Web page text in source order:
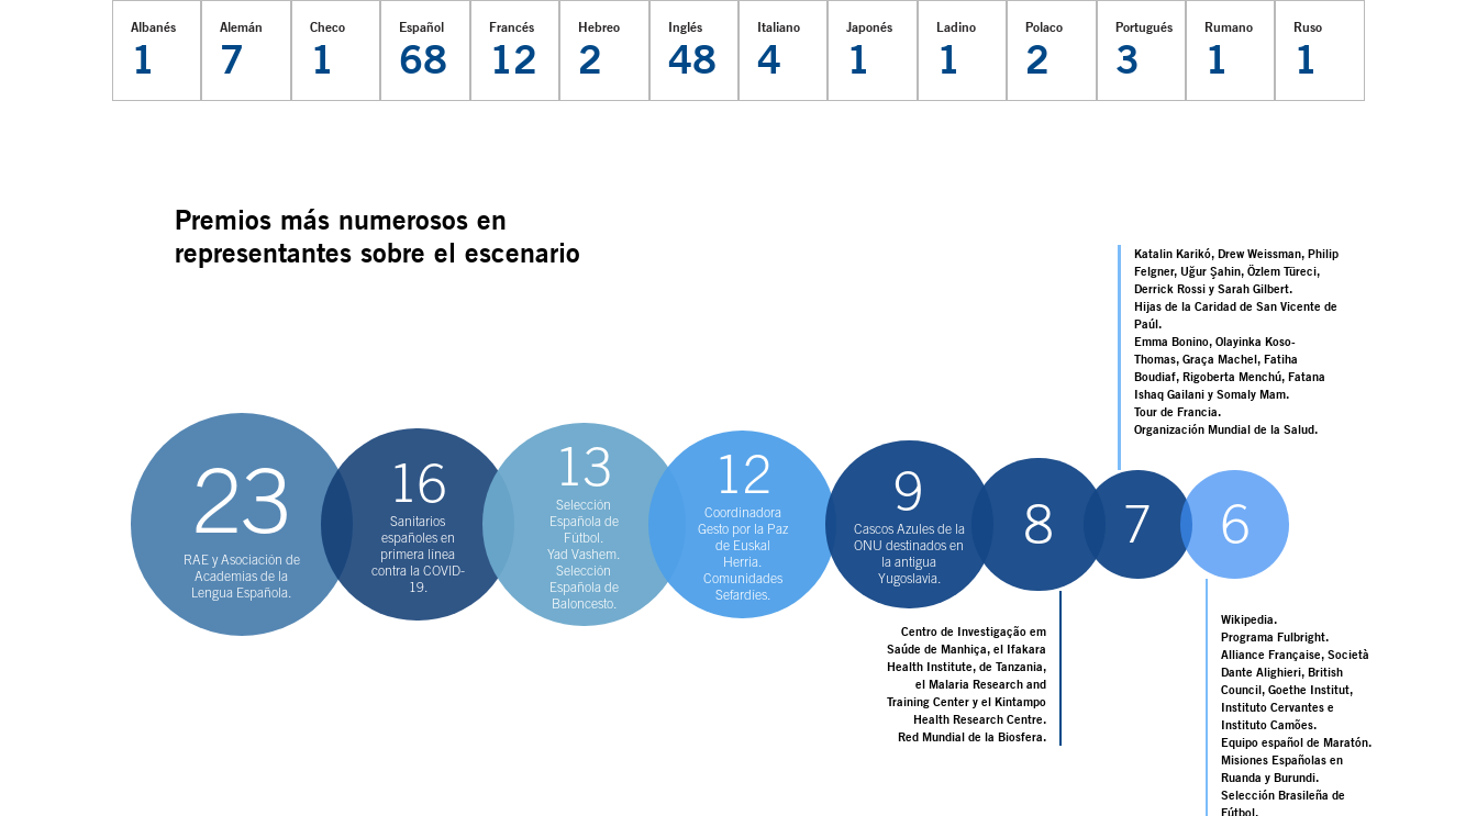
Albanés
1
Alemán
7
Checo
1
Español
68
Francés
12
Hebreo
2
Inglés
48
Italiano
4
Japonés
1
Ladino
1
Polaco
2
Portugués
3
Rumano
1
Ruso
1
Premios más numerosos en
representantes sobre el escenario Katalin Karikó, Drew Weissman,
Felgner, Uğur Şahin, Özlem Türeci,
Derrick Rossi y Sarah Gilbert.
Hijas de la Caridad de San Vicente
Paúl.
Emma Bonino, Olayinka Koso-
Thomas, Graça Machel, Fatiha
Boudiaf, Rigoberta Menchú, Fatana
Ishaq Gailani y Somaly Mam.
Tour de Francia.